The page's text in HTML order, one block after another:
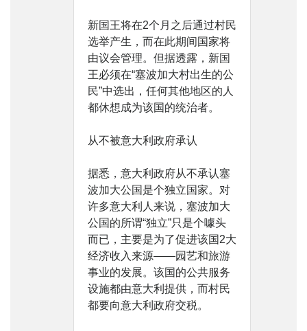
新国王将在2个月之后通过村民
选举产生，而在此期间国家将
由议会管理。但据透露，新国
王必须在“塞波加大村出生的公
民”中选出，任何其他地区的人
都休想成为该国的统治者。
从不被意大利政府承认
据悉，意大利政府从不承认塞
波加大公国是个独立国家。对
许多意大利人来说，塞波加大
公国的所谓“独立”只是个噱头
而已，主要是为了促进该国2大
经济收入来源——园艺和旅游
事业的发展。该国的公共服务
设施都由意大利提供，而村民
都要向意大利政府交税。